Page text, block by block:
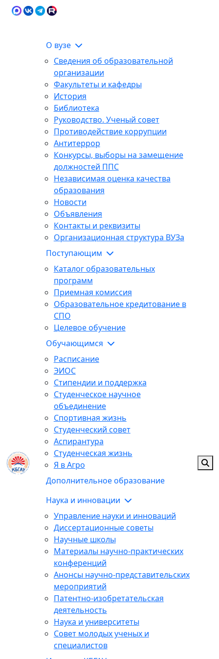
О вузе
Сведения об образовательной
организации
Факультеты и кафедры
История
Библиотека
Руководство. Ученый совет
Противодействие коррупции
Антитеррор
Конкурсы, выборы на замещение
должностей ППС
Независимая оценка качества
образования
Новости
Объявления
Контакты и реквизиты
Организационная структура ВУЗа
Поступающим
Каталог образовательных
программ
Приемная комиссия
Образовательное кредитование в
СПО
Целевое обучение
Обучающимся
Расписание
ЭИОС
Стипендии и поддержка
Студенческое научное
объединение
Спортивная жизнь
Студенческий совет
Аспирантура
Студенческая жизнь
Я в Агро
Дополнительное образование
Наука и инновации
Управление науки и инноваций
Диссертационные советы
Научные школы
Материалы научно-практических
конференций
Анонсы научно-представительских
мероприятий
Патентно-изобретательская
деятельность
Наука и университеты
Совет молодых ученых и
специалистов